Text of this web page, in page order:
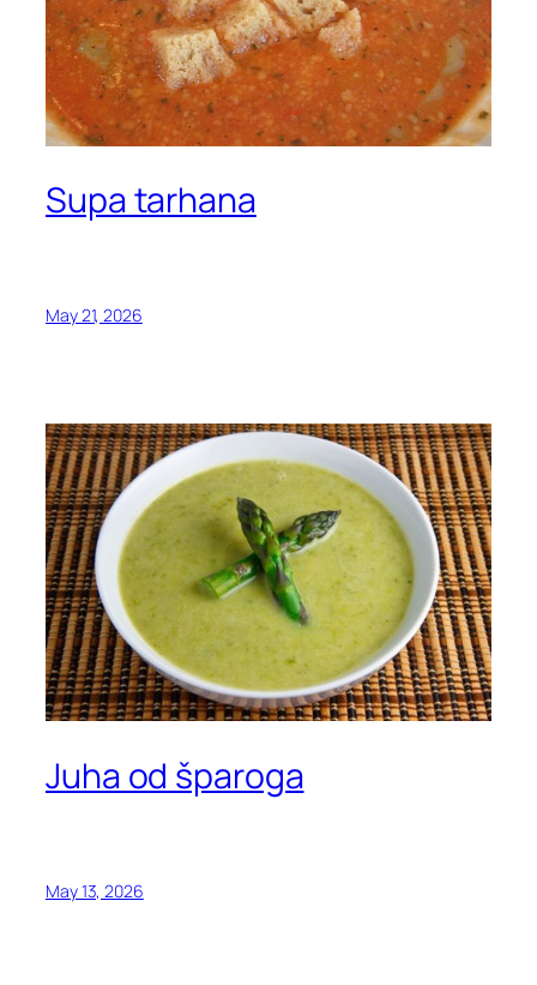
Supa tarhana
May 21, 2026
Juha od šparoga
May 13, 2026